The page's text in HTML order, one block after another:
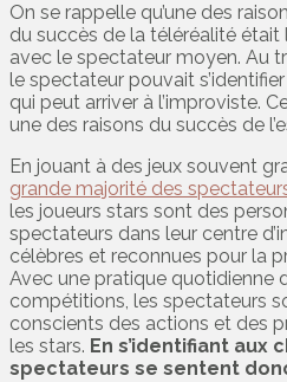
On se rappelle qu’une des
du succès de la téléréalité
avec le spectateur moyen. Au
le spectateur pouvait
qui peut arriver à l’improviste.
une des raisons du succès de
En jouant à des jeux souvent
grande majorité des
les joueurs stars sont des
spectateurs dans leur centre
célèbres et reconnues pour la
Avec une pratique quotidienne
compétitions, les spectateurs
conscients des actions et des
les stars. En s’identifiant aux
spectateurs se sentent